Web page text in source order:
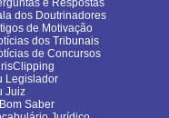
e Respostas
dos Doutrinadores
de Motivação
dos Tribunais
de Concursos
Legislador
Juiz
Saber